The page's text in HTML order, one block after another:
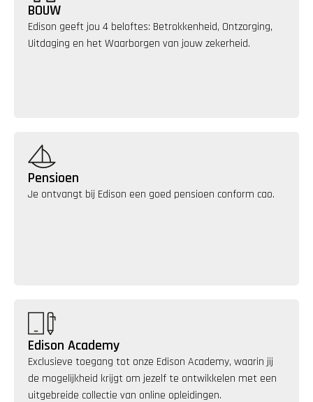
BOUW
Edison geeft jou 4 beloftes: Betrokkenheid, Ontzorging,
Uitdaging en het Waarborgen van jouw zekerheid.
Pensioen
Je ontvangt bij Edison een goed pensioen conform cao.
Edison Academy
Exclusieve toegang tot onze Edison Academy, waarin jij
de mogelijkheid krijgt om jezelf te ontwikkelen met een
uitgebreide collectie van online opleidingen.